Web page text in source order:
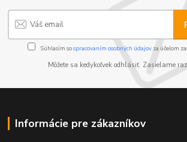
Súhlasím sospracovaním osobných údajov za účelom
Môžete sa kedykoľvek odhlásiť. Zasielame
Informácie pre zákazníkov